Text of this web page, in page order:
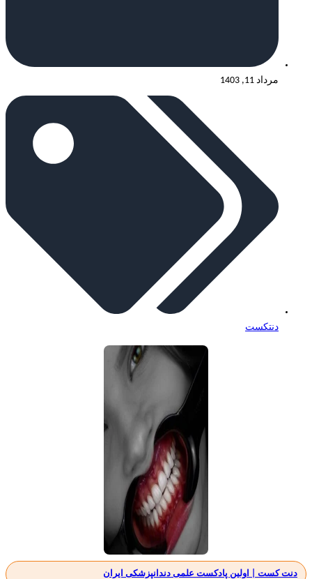
مرداد 11, 1403
دنتکست
دنت کست | اولین پادکست علمی دندانپزشکی ایران